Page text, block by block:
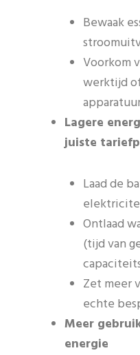
Bewaak
Voorkom
werktijd
Lagere
juiste
Laad de
Ontlaad
(tijd van
Zet meer
echte
Meer
energie